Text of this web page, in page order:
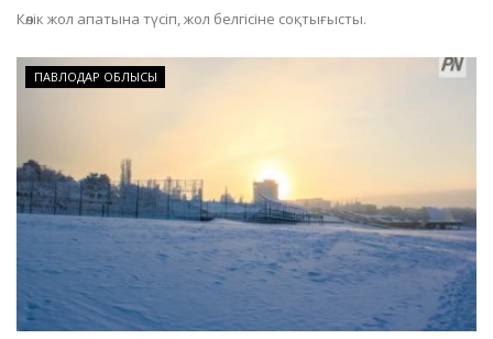
Көлік жол апатына түсіп, жол белгісіне соқтығысты.
ПАВЛОДАР ОБЛЫСЫ